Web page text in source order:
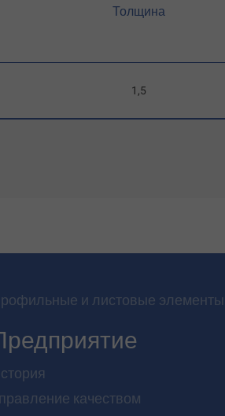
Толщина
1,5
и листовые элементы
качеством